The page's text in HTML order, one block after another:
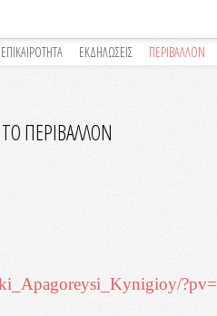
ΕΠΙΚΑΙΡΟΤΗΤΑ ΕΚΔΗΛΩΣΕΙΣ ΠΕΡΙΒΑΛΛΟΝ
ΤΟ ΠΕΡΙΒΑΛΛΟN
?pv=